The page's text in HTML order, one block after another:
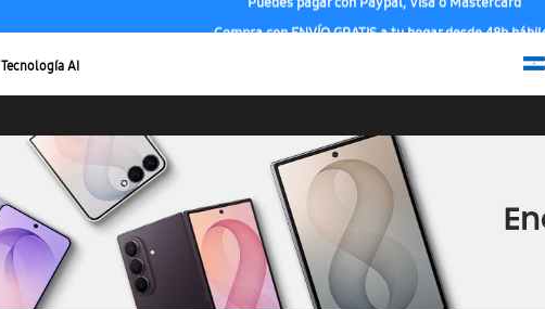
Compra con ENVÍO GRATIS a tu hogar desde 48h hábiles
Tecnología AI